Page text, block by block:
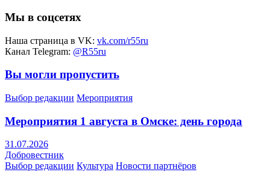
Мы в соцсетях
Наша страница в VK: vk.com/r55ru
Канал Telegram: @R55ru
Вы могли пропустить
Выбор редакции Мероприятия
Мероприятия 1 августа в Омске: день города
31.07.2026
Добровестник
Выбор редакции Культура Новости партнёров